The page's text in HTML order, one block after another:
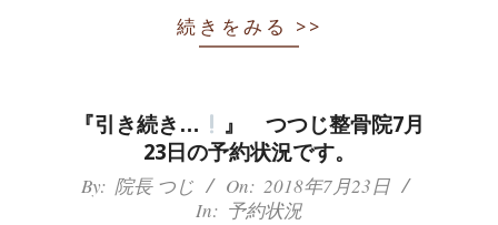
続きをみる >>
『引き続き…
』 つつじ整骨院7月
23日の予約状況です。
2018-
By: 院長 つじ On: 2018年7月23日
In: 予約状況